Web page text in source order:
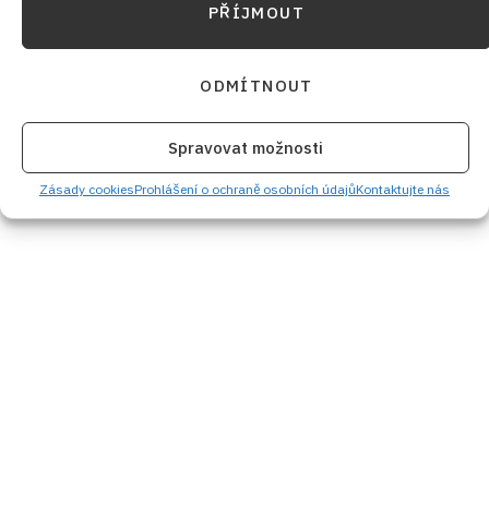
PŘÍJMOUT
ODMÍTNOUT
Spravovat možnosti
Zásady cookiesProhlášení o ochraně osobních údajůKontaktujte nás